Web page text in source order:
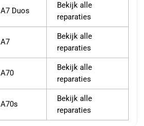
Duos
Bekijk alle
reparaties
Bekijk alle
reparaties
Bekijk alle
reparaties
Bekijk alle
reparaties